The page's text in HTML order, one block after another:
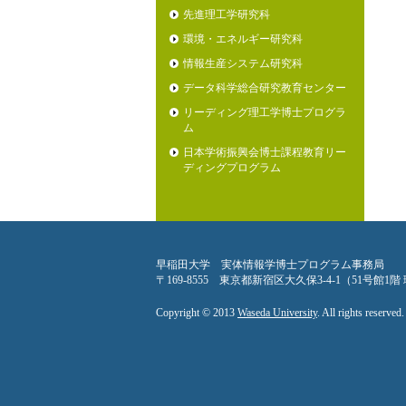
先進理工学研究科
環境・エネルギー研究科
情報生産システム研究科
データ科学総合研究教育センター
リーディング理工学博士プログラ
ム
日本学術振興会博士課程教育リー
ディングプログラム
早稲田大学 実体情報学博士プログラム事務局
〒169-8555 東京都新宿区大久保3-4-1（51号館1階
Copyright © 2013 Waseda University. All rights reserved.